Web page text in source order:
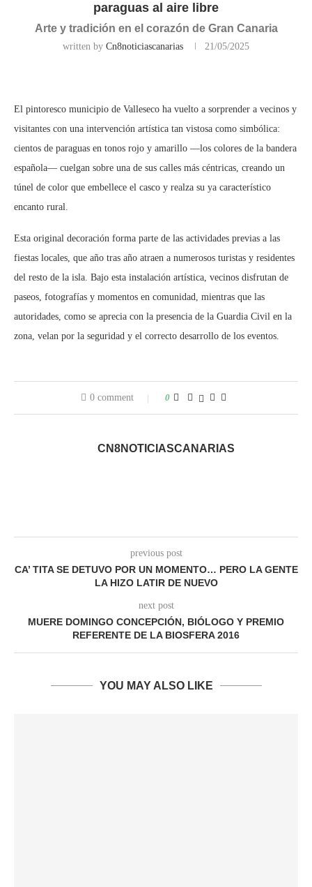
paraguas al aire libre
Arte y tradición en el corazón de Gran Canaria
written by Cn8noticiascanarias 21/05/2025
El pintoresco municipio de Valleseco ha vuelto a sorprender a vecinos y
visitantes con una intervención artística tan vistosa como simbólica:
cientos de paraguas en tonos rojo y amarillo —los colores de la bandera
española— cuelgan sobre una de sus calles más céntricas, creando un
túnel de color que embellece el casco y realza su ya característico
encanto rural.
Esta original decoración forma parte de las actividades previas a las
fiestas locales, que año tras año atraen a numerosos turistas y residentes
del resto de la isla. Bajo esta instalación artística, vecinos disfrutan de
paseos, fotografías y momentos en comunidad, mientras que las
autoridades, como se aprecia con la presencia de la Guardia Civil en la
zona, velan por la seguridad y el correcto desarrollo de los eventos.
0 comment 0
CN8NOTICIASCANARIAS
previous post
CA’ TITA SE DETUVO POR UN MOMENTO… PERO LA GENTE
LA HIZO LATIR DE NUEVO
next post
MUERE DOMINGO CONCEPCIÓN, BIÓLOGO Y PREMIO
REFERENTE DE LA BIOSFERA 2016
YOU MAY ALSO LIKE